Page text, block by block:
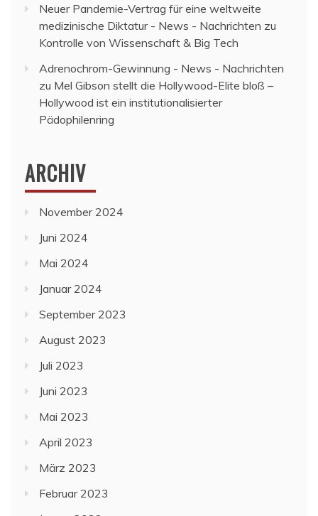
Neuer Pandemie-Vertrag für eine weltweite
medizinische Diktatur - News - Nachrichten zu
Kontrolle von Wissenschaft & Big Tech
Adrenochrom-Gewinnung - News - Nachrichten
zu Mel Gibson stellt die Hollywood-Elite bloß –
Hollywood ist ein institutionalisierter
Pädophilenring
ARCHIV
November 2024
Juni 2024
Mai 2024
Januar 2024
September 2023
August 2023
Juli 2023
Juni 2023
Mai 2023
April 2023
März 2023
Februar 2023